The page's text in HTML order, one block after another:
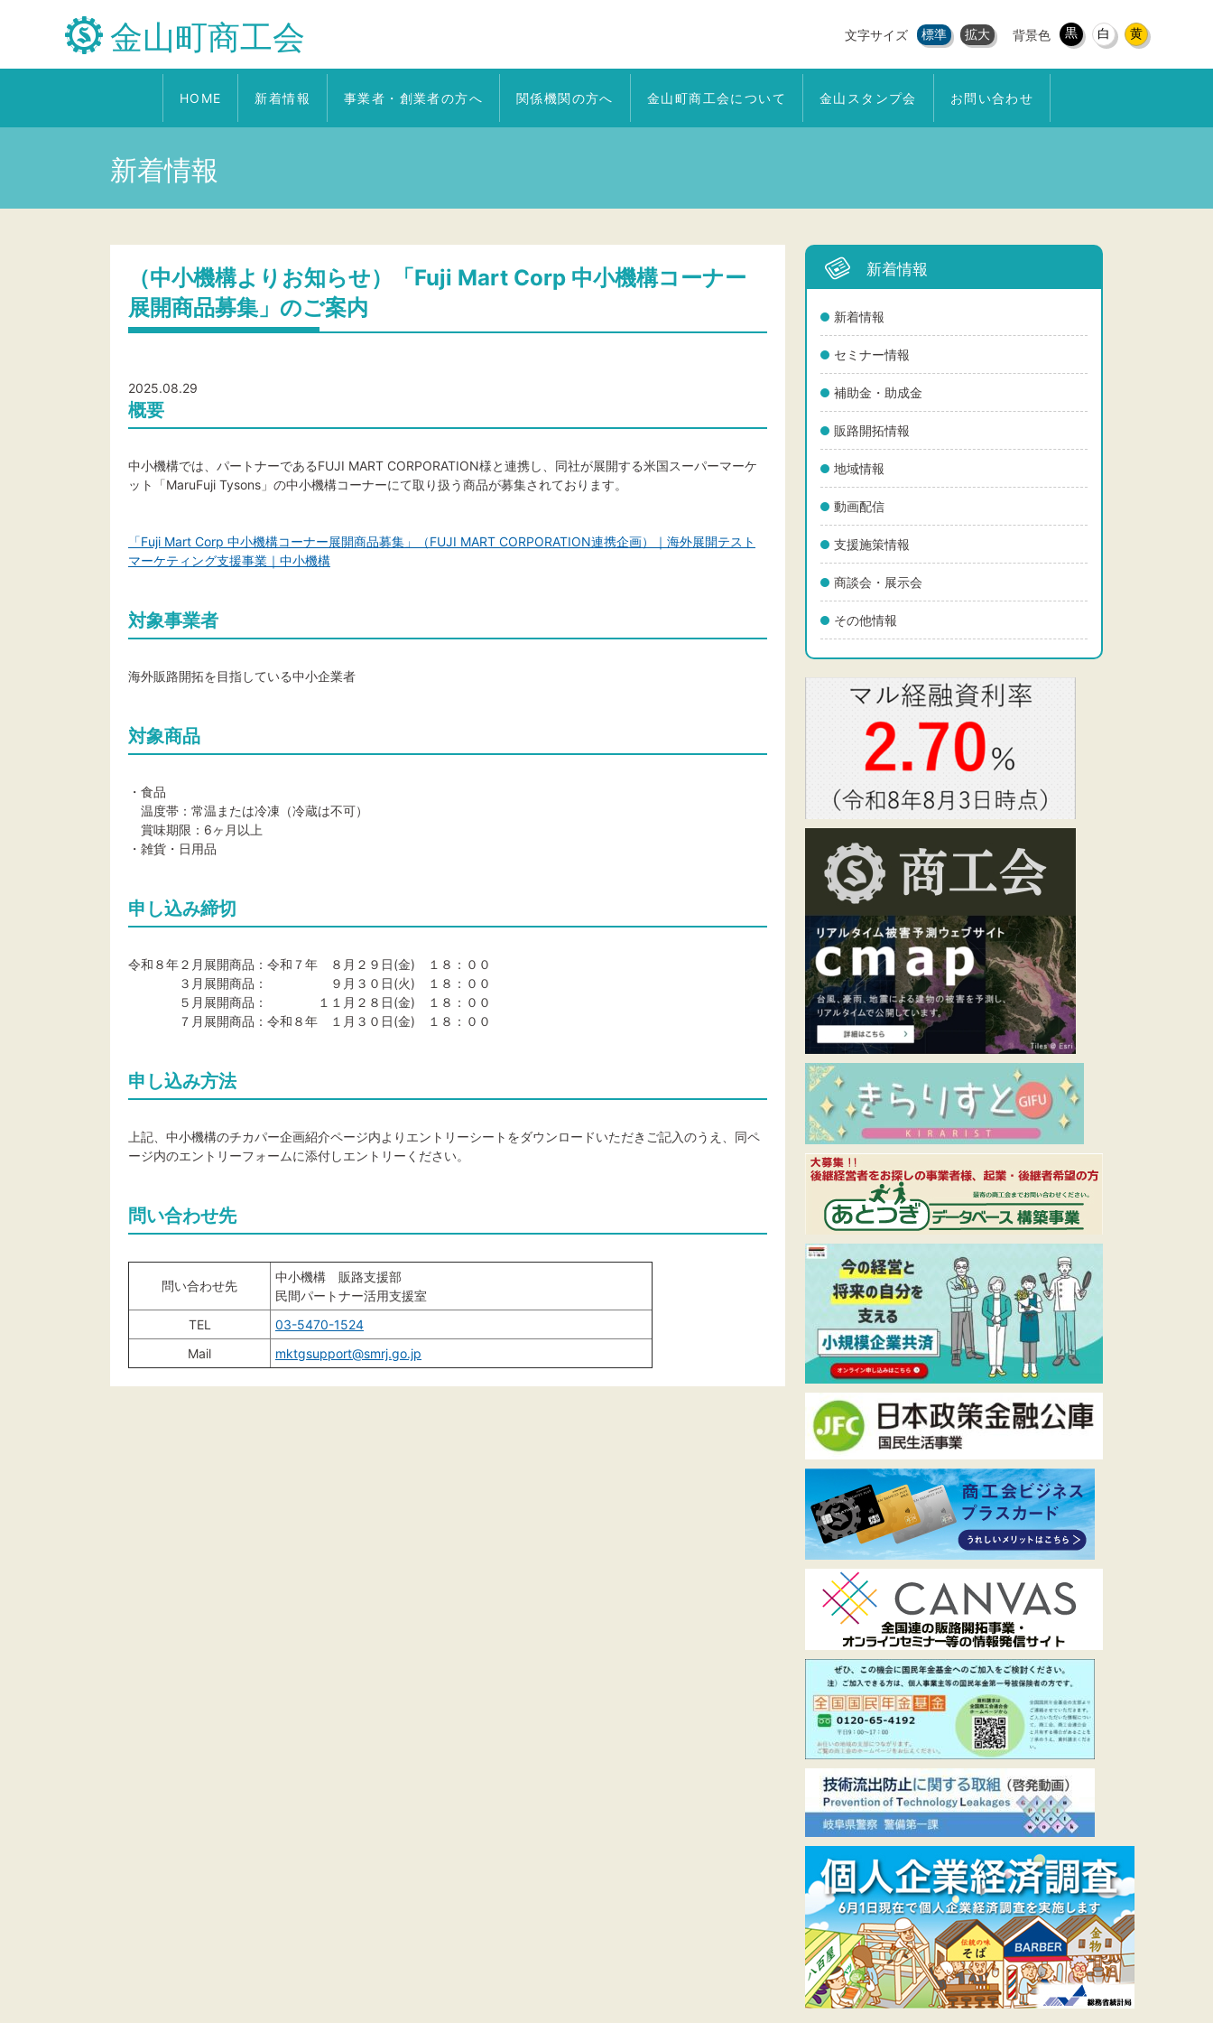
金山町商工会 文字サイズ 標準 拡大 背景色 黒 白 黄
HOME 新着情報 事業者・創業者の方へ 関係機関の方へ 金山町商工会について 金山スタンプ会 お問い合わせ
新着情報
新着情報
新着情報
セミナー情報
補助金・助成金
販路開拓情報
地域情報
動画配信
支援施策情報
商談会・展示会
その他情報
（中小機構よりお知らせ）「Fuji Mart Corp 中小機構コーナー
展開商品募集」のご案内
2025.08.29
概要
中小機構では、パートナーであるFUJI MART CORPORATION様と連携し、同社が展開する米国スーパーマーケ
ット「MaruFuji Tysons」の中小機構コーナーにて取り扱う商品が募集されております。
「Fuji Mart Corp 中小機構コーナー展開商品募集」（FUJI MART CORPORATION連携企画）｜海外展開テスト
マーケティング支援事業｜中小機構
対象事業者
海外販路開拓を目指している中小企業者
対象商品
・食品
温度帯：常温または冷凍（冷蔵は不可）
賞味期限：6ヶ月以上
・雑貨・日用品
申し込み締切
令和８年２月展開商品：令和７年 ８月２９日(金) １８：００
３月展開商品： ９月３０日(火) １８：００
５月展開商品： １１月２８日(金) １８：００
７月展開商品：令和８年 １月３０日(金) １８：００
申し込み方法
上記、中小機構のチカパー企画紹介ページ内よりエントリーシートをダウンロードいただきご記入のうえ、同ペ
ージ内のエントリーフォームに添付しエントリーください。
問い合わせ先
問い合わせ先
中小機構 販路支援部
民間パートナー活用支援室
TEL
03-5470-1524
Mail
mktgsupport@smrj.go.jp